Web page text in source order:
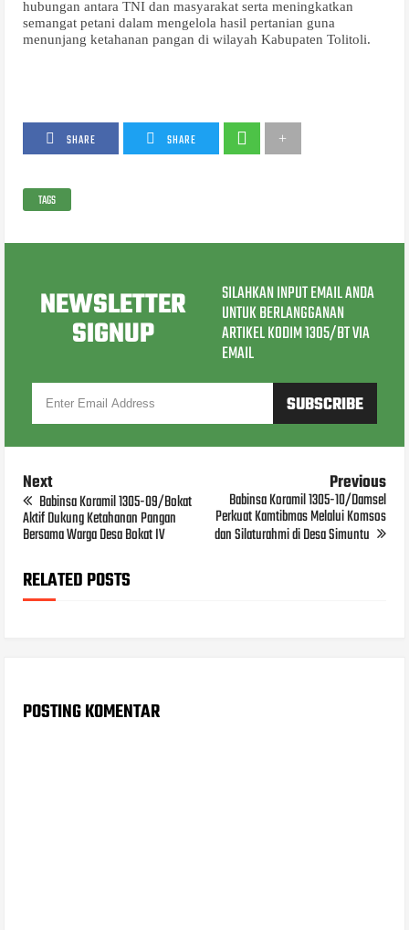
hubungan antara TNI dan masyarakat serta meningkatkan
semangat petani dalam mengelola hasil pertanian guna
menunjang ketahanan pangan di wilayah Kabupaten Tolitoli.
SHARE SHARE
TAGS
NEWSLETTER
SIGNUP
SILAHKAN INPUT EMAIL ANDA
UNTUK BERLANGGANAN
ARTIKEL KODIM 1305/BT VIA
EMAIL
Next
Babinsa Koramil 1305-09/Bokat
Aktif Dukung Ketahanan Pangan
Bersama Warga Desa Bokat IV
Previous
Babinsa Koramil 1305-10/Damsel
Perkuat Kamtibmas Melalui Komsos
dan Silaturahmi di Desa Simuntu
RELATED POSTS
POSTING KOMENTAR